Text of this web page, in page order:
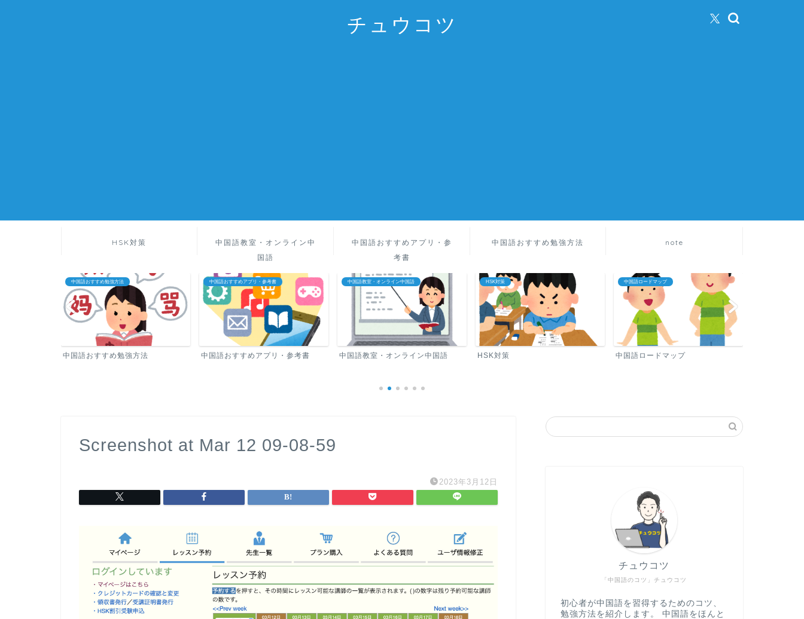
チュウコツ
HSK対策
中国語教室・オンライン中
国語
中国語おすすめアプリ・参
考書
中国語おすすめ勉強方法 note
中国語おすすめ勉強方法
中国語おすすめ勉強方法
中国語おすすめアプリ・参考書
中国語おすすめアプリ・参考書
中国語教室・オンライン中国語
中国語教室・オンライン中国語
HSK対策
HSK対策
中国語ロードマップ
中国語ロードマップ
Screenshot at Mar 12 09-08-59
2023年3月12日
「中国語のコツ」チュウコツ
チュウコツ
初心者が中国語を習得するためのコツ、
勉強方法を紹介します。 中国語をほんと